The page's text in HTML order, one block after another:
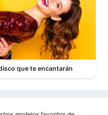
que te encantarán